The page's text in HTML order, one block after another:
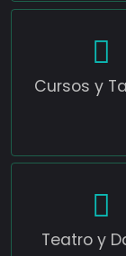
Cursos y
Teatro y